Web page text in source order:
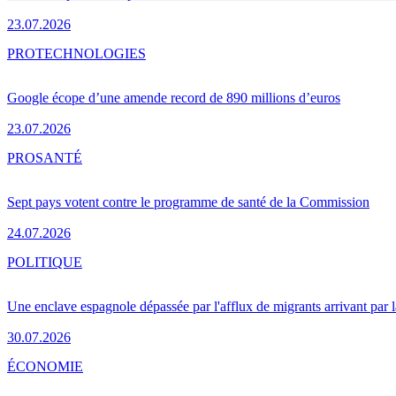
23.07.2026
Google écope d’une amende record de 890 millions d’euros
23.07.2026
PROTECHNOLOGIES
Sept pays votent contre le programme de santé de la Commission
24.07.2026
PROSANTÉ
Une enclave espagnole dépassée par l'afflux de migrants arrivant par
30.07.2026
POLITIQUE
ÉCONOMIE